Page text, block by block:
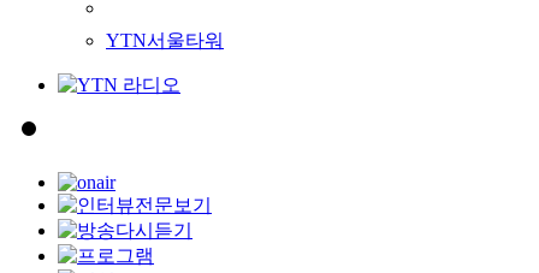
YTN서울타워